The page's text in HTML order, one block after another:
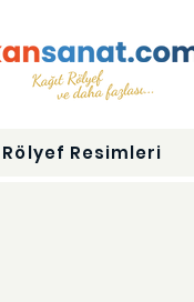
Rölyef Resimleri